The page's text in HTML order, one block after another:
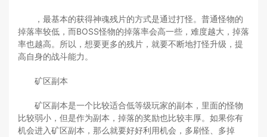
，最基本的获得神魂残片的方式是通过打怪。普通怪物的
掉落率较低，而BOSS怪物的掉落率会高一些，难度越大，掉落
率也越高。所以，想要更多的残片，就要不断地打怪升级，提
高自身的战斗能力。
矿区副本
矿区副本是一个比较适合低等级玩家的副本，里面的怪物
比较弱小，但是作为副本，掉落的奖励也比较丰厚。如果你有
机会进入矿区副本，那么就要好好利用机会，多刷怪、多掉